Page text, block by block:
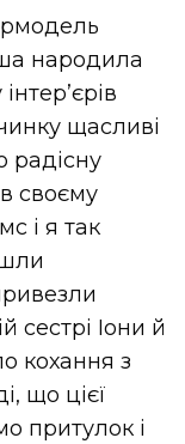
народила
щасливі
радісну
своєму
і я так
сестрі Іони й
кохання з
що цієї
притулок і